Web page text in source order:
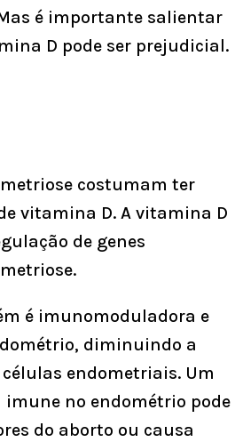
é importante salientar
D pode ser prejudicial.
costumam ter
vitamina D. A vitamina D
de genes
é imunomoduladora e
diminuindo a
endometriais. Um
imune no endométrio pode
do aborto ou causa